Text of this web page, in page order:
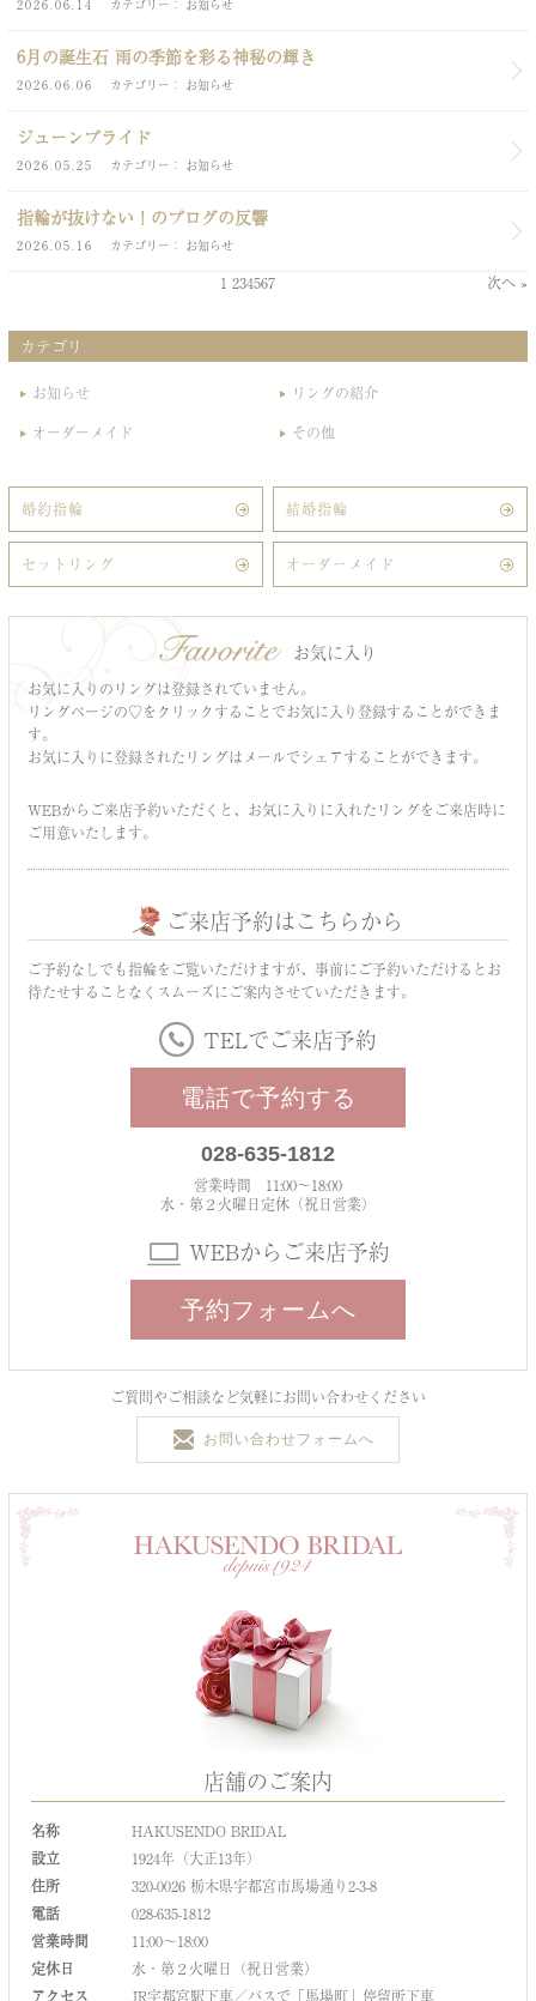
2026.06.14 カテゴリー お知らせ
6月の誕生石 雨の季節を彩る神秘の輝き
2026.06.06 カテゴリー お知らせ
ジューンブライド
2026.05.25 カテゴリー お知らせ
指輪が抜けない！のブログの反響
2026.05.16 カテゴリー お知らせ
1 234567 次へ »
カテゴリ
お知らせ
リングの紹介
オーダーメイド
その他
婚約指輪 結婚指輪
セットリング オーダーメイド
お気に入り
お気に入りのリングは登録されていません。
リングページの♡をクリックすることでお気に入り登録することができま
す。
お気に入りに登録されたリングはメールでシェアすることができます。
WEBからご来店予約いただくと、お気に入りに入れたリングをご来店時に
ご用意いたします。
ご来店予約はこちらから
ご予約なしでも指輪をご覧いただけますが、事前にご予約いただけるとお
待たせすることなくスムーズにご案内させていただきます。
TELでご来店予約
電話で予約する
028-635-1812
営業時間 11:00～18:00
水・第２火曜日定休（祝日営業）
WEBからご来店予約
予約フォームへ
ご質問やご相談など気軽にお問い合わせください
お問い合わせフォームへ
店舗のご案内
名称
HAKUSENDO BRIDAL
設立
1924年（大正13年）
住所
320-0026 栃木県宇都宮市馬場通り2-3-8
電話
028-635-1812
営業時間
11:00～18:00
定休日
水・第２火曜日（祝日営業）
アクセス
JR宇都宮駅下車／バスで「馬場町」停留所下車